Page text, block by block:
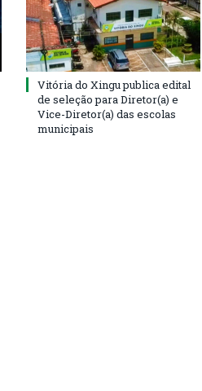
Vitória do Xingu publica edital
de seleção para Diretor(a) e
Vice-Diretor(a) das escolas
municipais